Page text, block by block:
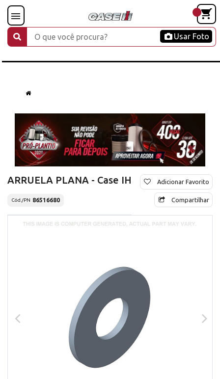
Usar Foto
ARRUELA PLANA - Case IH
Cód./PN 86516680
Adicionar Favorito
Compartilhar